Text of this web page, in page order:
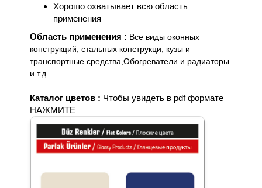
Хорошо охватывает всю область
применения
Область применения : Все виды оконных
конструкций, стальных конструкци, кузы и
транспортные средства, Обогреватели и радиаторы
и т.д.
Каталог цветов : Чтобы увидеть в pdf формате
НАЖМИТЕ